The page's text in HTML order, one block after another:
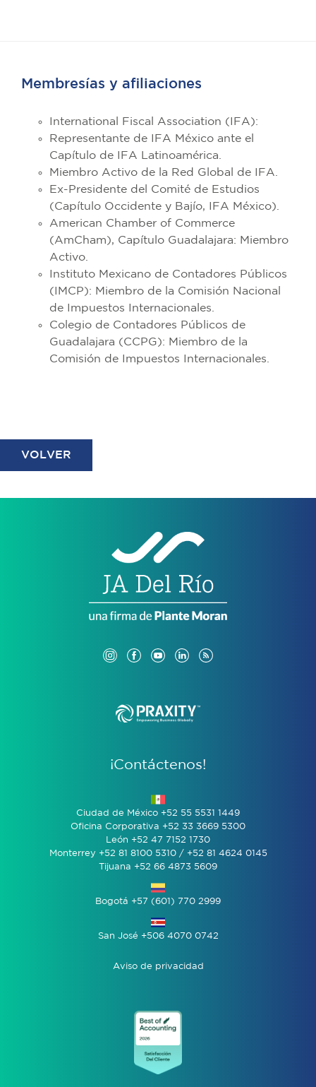
Membresías y afiliaciones
International Fiscal Association (IFA):
Representante de IFA México ante el
Capítulo de IFA Latinoamérica.
Miembro Activo de la Red Global de IFA.
Ex-Presidente del Comité de Estudios
(Capítulo Occidente y Bajío, IFA México).
American Chamber of Commerce
(AmCham), Capítulo Guadalajara: Miembro
Activo.
Instituto Mexicano de Contadores Públicos
(IMCP): Miembro de la Comisión Nacional
de Impuestos Internacionales.
Colegio de Contadores Públicos de
Guadalajara (CCPG): Miembro de la
Comisión de Impuestos Internacionales.
VOLVER
¡Contáctenos!
Ciudad de México +52 55 5531 1449
Oficina Corporativa +52 33 3669 5300
León +52 47 7152 1730
Monterrey +52 81 8100 5310 / +52 81 4624 0145
Tijuana +52 66 4873 5609
Bogotá +57 (601) 770 2999
San José +506 4070 0742
Aviso de privacidad